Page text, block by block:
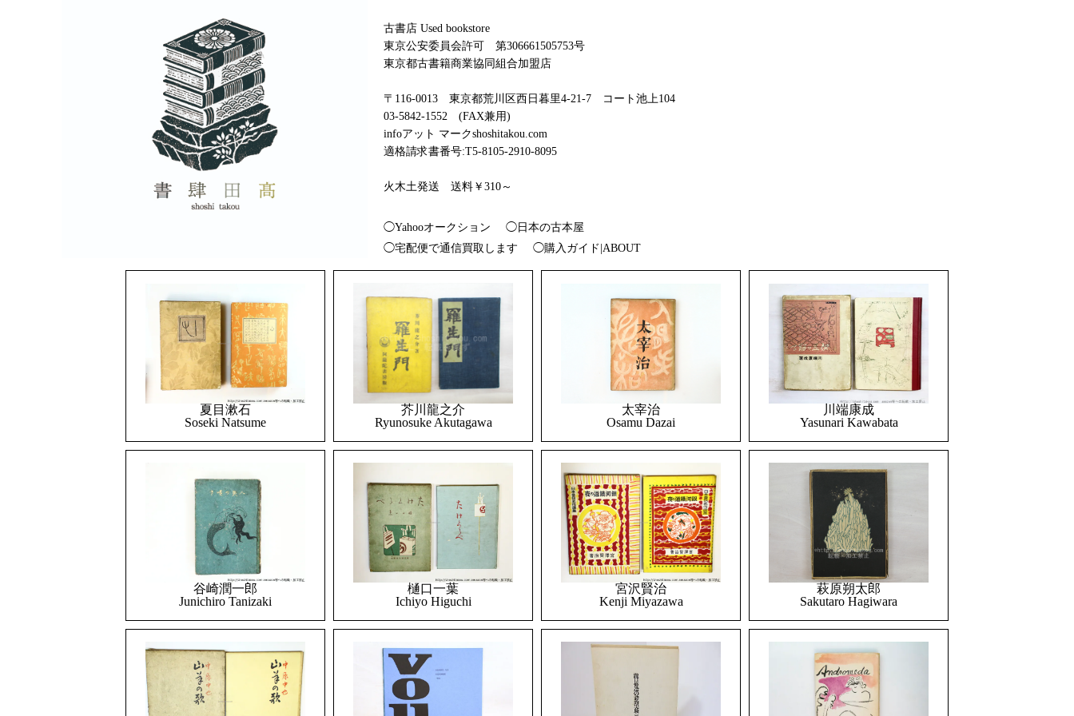
古書店 Used bookstore
東京公安委員会許可 第306661505753号
東京都古書籍商業協同組合加盟店
〒116-0013 東京都荒川区西日暮里4-21-7 コート池上104
03-5842-1552 (FAX兼用)
infoアット マークshoshitakou.com
適格請求書番号:T5-8105-2910-8095
火木土発送 送料￥310～
◯Yahooオークション
◯日本の古本屋
◯宅配便で通信買取します
◯購入ガイド|ABOUT
夏目漱石
Soseki Natsume
芥川龍之介
Ryunosuke Akutagawa
太宰治
Osamu Dazai
川端康成
Yasunari Kawabata
谷崎潤一郎
Junichiro Tanizaki
樋口一葉
Ichiyo Higuchi
宮沢賢治
Kenji Miyazawa
萩原朔太郎
Sakutaro Hagiwara